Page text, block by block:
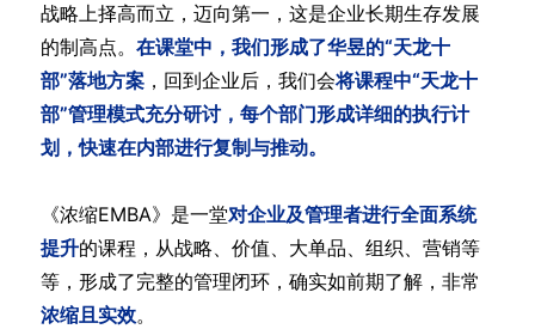
战略上择高而立，迈向第一，这是企业长期生存发展
的制高点。 在课堂中，我们形成了华昱的“天龙十
部”落地方案，回到企业后，我们会将课程中“天龙十
部”管理模式充分研讨，每个部门形成详细的执行计
划，快速在内部进行复制与推动。
《浓缩EMBA》是一堂对企业及管理者进行全面系统
提升的课程，从战略、价值、大单品、组织、营销等
等，形成了完整的管理闭环，确实如前期了解，非常
浓缩且实效。